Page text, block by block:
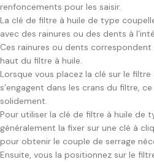
renfoncements pour les saisir.
La clé de filtre à huile de type
avec des rainures ou des dents à
Ces rainures ou dents
haut du filtre à huile.
Lorsque vous placez la clé sur le
s’engagent dans les crans du filtre,
solidement.
Pour utiliser la clé de filtre à huile de
généralement la fixer sur une clé à
pour obtenir le couple de serrage
Ensuite, vous la positionnez sur le